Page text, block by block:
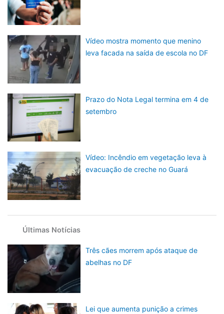
Vídeo mostra momento que menino
leva facada na saída de escola no DF
Prazo do Nota Legal termina em 4 de
setembro
Vídeo: Incêndio em vegetação leva à
evacuação de creche no Guará
Últimas Notícias
Três cães morrem após ataque de
abelhas no DF
Lei que aumenta punição a crimes